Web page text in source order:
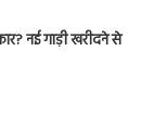
नई गाड़ी खरीदने से